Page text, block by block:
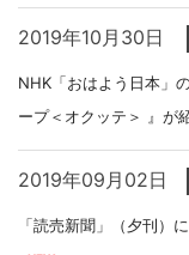
2019年10月30日
NHK「おはよう日本」
ープ＜オクッテ＞ 』が
2019年09月02日
「読売新聞」（夕刊）